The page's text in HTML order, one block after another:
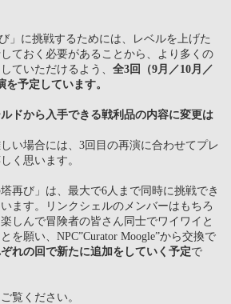
」に挑戦するためには、レベルを上げた
ておく必要があることから、より多くの
ていただけるよう、 全3回（9月／10月／
を予定しています。
ドから入手できる戦利品の内容に変更は
い場合には、3回目の再演に合わせてプレ
く思います。
再び」は、最大で6人まで同時に挑戦でき
ます。リンクシェルのメンバーはもちろ
しんで冒険者の皆さん同士でワイワイと
を願い、NPC”Curator Moogle”から交換で
れの回で新たに追加をしていく予定で
覧ください。